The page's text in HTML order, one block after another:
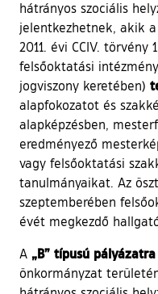
hátrányos szociális
jelentkezhetnek, akik
2011. évi CCIV.
felsőoktatási
jogviszony keretében)
alapfokozatot és
alapképzésben,
eredményező
vagy felsőoktatási
tanulmányaikat. Az
szeptemberében
évét megkezdő
A „B” típusú pályázatra
önkormányzat